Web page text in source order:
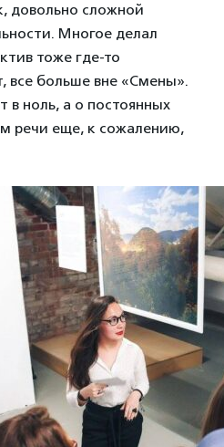
довольно сложной
Многое делал
тоже где-то
все больше вне «Смены».
в ноль, а о постоянных
речи еще, к сожалению,